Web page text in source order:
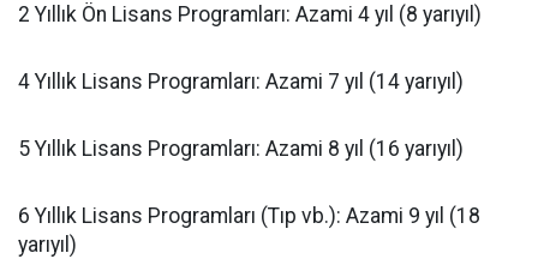
​2 Yıllık Ön Lisans Programları: Azami 4 yıl (8 yarıyıl)
​4 Yıllık Lisans Programları: Azami 7 yıl (14 yarıyıl)
​5 Yıllık Lisans Programları: Azami 8 yıl (16 yarıyıl)
​6 Yıllık Lisans Programları (Tıp vb.): Azami 9 yıl (18
yarıyıl)